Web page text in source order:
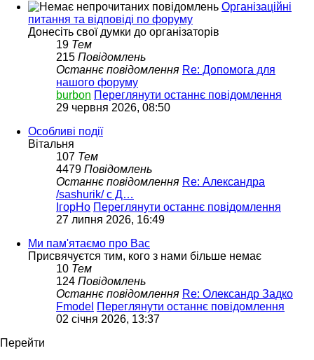
Організаційні
питання та відповіді по форуму
Донесіть свої думки до організаторів
19 Тем
215 Повідомлень
Останнє повідомлення Re: Допомога для
нашого форуму
burbon Переглянути останнє повідомлення
29 червня 2026, 08:50
Особливі події
Вітальня
107 Тем
4479 Повідомлень
Останнє повідомлення Re: Александра
/sashurik/ с Д…
ІгорНо Переглянути останнє повідомлення
27 липня 2026, 16:49
Ми пам'ятаємо про Вас
Присвячуєтся тим, кого з нами більше немає
10 Тем
124 Повідомлень
Останнє повідомлення Re: Олександр Задко
Fmodel Переглянути останнє повідомлення
02 січня 2026, 13:37
Перейти